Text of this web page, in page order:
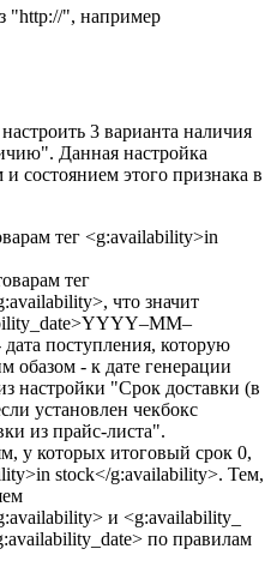
"http://", например
3 варианта наличия
Данная настройка
состоянием этого признака в
тег <g:availability>in
тег
что значит
поступления, которую
обазом - к дате генерации
настройки "Срок доставки (в
установлен чекбокс
из прайс-листа".
у которых итоговый срок 0,
stock</g:availability>. Тем,
и <g:availability_​
по правилам